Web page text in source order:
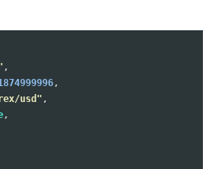
,
,
usd" ,
,